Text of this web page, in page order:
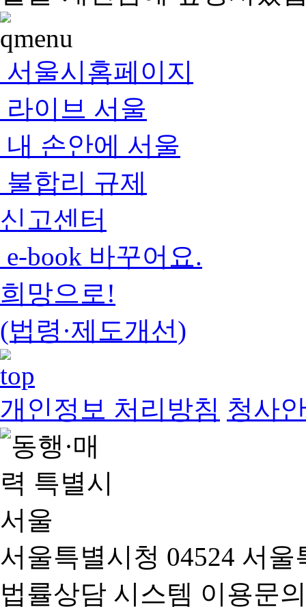
서울시홈페이지
라이브 서울
내 손안에 서울
불합리 규제
신고센터
e-book 바꾸어요.
희망으로!
(법령·제도개선)
개인정보 처리방침 청사
서울특별시청 04524 서
법률상담 시스템 이용문